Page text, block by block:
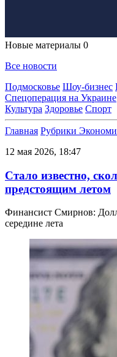
Новые материалы 0
Все новости
Подмосковье Шоу-бизнес
Спецоперация на Украине
Культура Здоровье Спорт
Главная Рубрики
12 мая 2026, 18:47
Стало известно,
предстоящим летом
Финансист Смирнов:
середине лета